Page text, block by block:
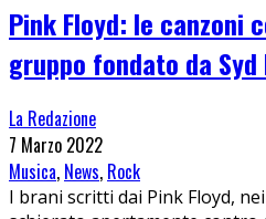
Pink Floyd: le canzoni
gruppo fondato da
La Redazione
7 Marzo 2022
Musica, News, Rock
I brani scritti dai Pink Floyd,